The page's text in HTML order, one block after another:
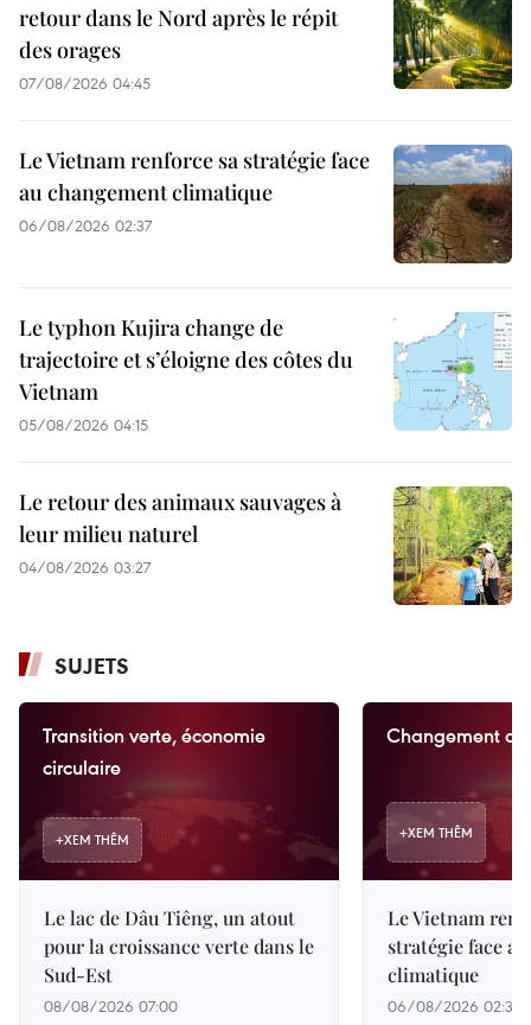
retour dans le Nord après le répit
des orages
07/08/2026 04:45
Le Vietnam renforce sa stratégie face
au changement climatique
06/08/2026 02:37
Le typhon Kujira change de
trajectoire et s’éloigne des côtes du
Vietnam
05/08/2026 04:15
Le retour des animaux sauvages à
leur milieu naturel
04/08/2026 03:27
SUJETS
Transition verte, économie
circulaire
+XEM THÊM
Le lac de Dâu Tiêng, un atout
pour la croissance verte dans le
Sud-Est
08/08/2026 07:00
Changement
+XEM THÊM
Le Vietnam
stratégie face
climatique
06/08/2026 02:37